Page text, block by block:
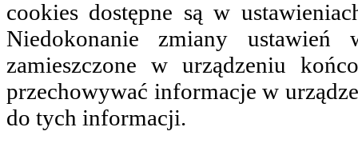
cookies dostępne są w
Niedokonanie zmiany
zamieszczone w urządzeniu
przechowywać informacje w
do tych informacji.